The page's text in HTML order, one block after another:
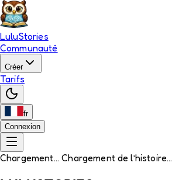
LuluStories
Communauté
Créer
Tarifs
fr
Connexion
Chargement... Chargement de l’histoire...